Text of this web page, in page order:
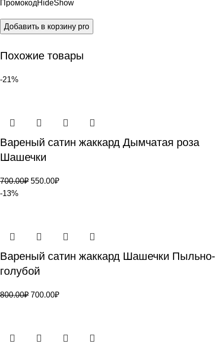
ПромокодHideShow
Добавить в корзину pro
Похожие товары
-21%
Вареный сатин жаккард Дымчатая роза
Шашечки
700.00₽ 550.00₽
-13%
Вареный сатин жаккард Шашечки Пыльно-
голубой
800.00₽ 700.00₽